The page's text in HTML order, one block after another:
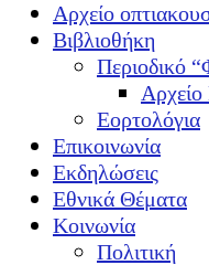
Αρχείο
Βιβλιοθήκη
Περιοδικό
Εορτολόγια
Επικοινωνία
Εκδηλώσεις
Εθνικά Θέματα
Κοινωνία
Πολιτική